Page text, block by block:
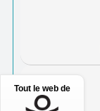
Tout le web de